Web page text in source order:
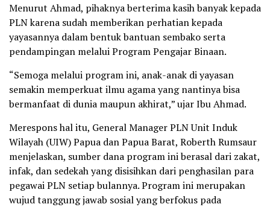
Menurut Ahmad, pihaknya berterima kasih banyak kepada
PLN karena sudah memberikan perhatian kepada
yayasannya dalam bentuk bantuan sembako serta
pendampingan melalui Program Pengajar Binaan.
“Semoga melalui program ini, anak-anak di yayasan
semakin memperkuat ilmu agama yang nantinya bisa
bermanfaat di dunia maupun akhirat,” ujar Ibu Ahmad.
Merespons hal itu, General Manager PLN Unit Induk
Wilayah (UIW) Papua dan Papua Barat, Roberth Rumsaur
menjelaskan, sumber dana program ini berasal dari zakat,
infak, dan sedekah yang disisihkan dari penghasilan para
pegawai PLN setiap bulannya. Program ini merupakan
wujud tanggung jawab sosial yang berfokus pada